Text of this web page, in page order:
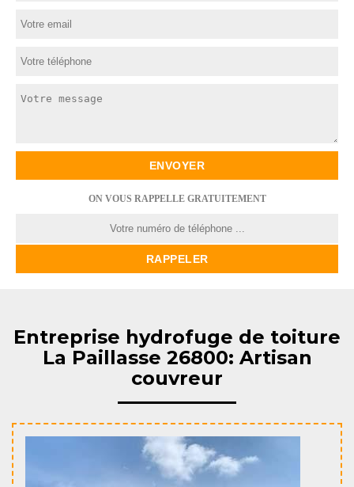
ON VOUS RAPPELLE GRATUITEMENT
Entreprise hydrofuge de toiture
La Paillasse 26800: Artisan
couvreur